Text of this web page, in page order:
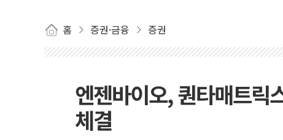
홈 증권·금융 증권
엔젠바이오, 퀀타매트
체결